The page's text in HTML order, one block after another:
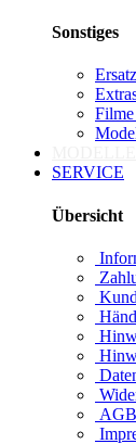
Sonstiges
SERVICE
Übersicht